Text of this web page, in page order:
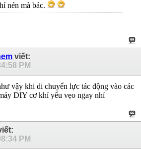
nén mà bác.
viết:
PM
vậy khi di chuyển lực tác động vào các
DIY cơ khí yếu vẹo ngay nhỉ
PM